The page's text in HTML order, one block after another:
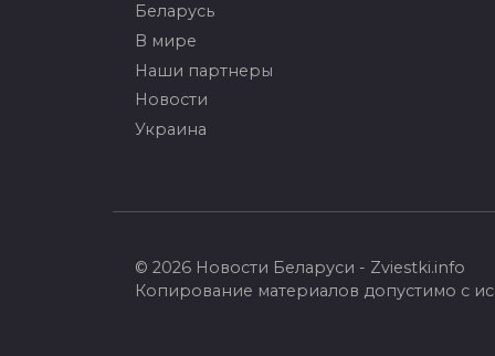
страну
Министерство внутренней
безопасности Соединенных
Штатов Америки уведомило,
что иностранцы, пребывающие
Беларусь
В мире
Наши партнеры
Новости
Украина
© 2026 Новости Беларуси - Zviestki.info
Копирование материалов допустимо с